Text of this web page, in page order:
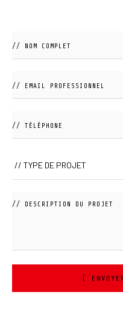
[